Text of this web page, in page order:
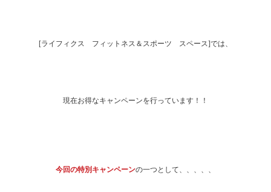
[ライフィクス フィットネス＆スポーツ スペース]では、
現在お得なキャンペーンを行っています！！
今回の特別キャンペーンの一つとして、、、、、